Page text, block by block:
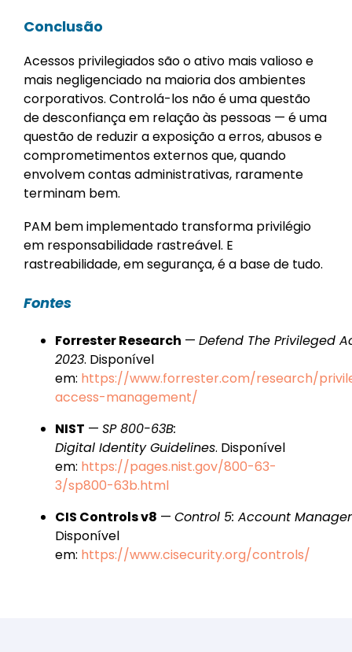
Conclusão
Acessos privilegiados são o ativo mais valioso e
mais negligenciado na maioria dos ambientes
corporativos. Controlá-los não é uma questão
de desconfiança em relação às pessoas — é uma
questão de reduzir a exposição a erros, abusos e
comprometimentos externos que, quando
envolvem contas administrativas, raramente
terminam bem.
PAM bem implementado transforma privilégio
em responsabilidade rastreável. E
rastreabilidade, em segurança, é a base de tudo.
Fontes
Forrester Research — Defend The Privileged
2023. Disponível
em: https://www.forrester.com/research/
access-management/
NIST — SP 800-63B:
Digital Identity Guidelines. Disponível
em: https://pages.nist.gov/800-63-
3/sp800-63b.html
CIS Controls v8 — Control 5: Account
Disponível
em: https://www.cisecurity.org/controls/